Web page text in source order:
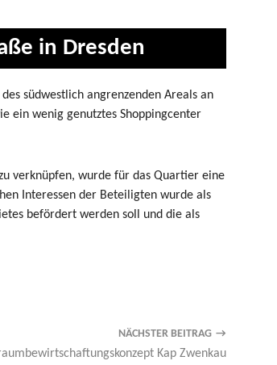
in Dresden
südwestlich angrenzenden Areals an
ein wenig genutztes Shoppingcenter
verknüpfen, wurde für das Quartier eine
Interessen der Beteiligten wurde als
befördert werden soll und die als
NÄCHSTER BEITRAG
Kap Zwenkau